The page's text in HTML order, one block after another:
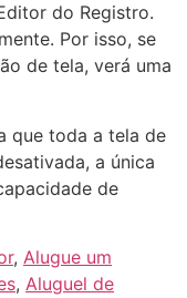
do Registro.
Por isso, se
de tela, verá uma
que toda a tela de
a única
de
, Alugue um
, Aluguel de